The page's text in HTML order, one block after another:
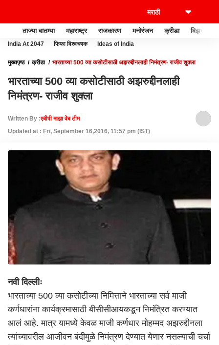
ताज्या बातम्या महाराष्ट्र राजकारण मनोरंजन क्रीडा बिझनेस
India At 2047 फिफा विश्वचषक Ideas of India
मुख्यपृष्ठ क्रीडा भारताच्या 500 व्या कसोटीसाठी अझरुद्दीनलाही निमंत्रण- राजीव शुक्ला
भारताच्या 500 व्या कसोटीसाठी अझरुद्दीनलाही
निमंत्रण- राजीव शुक्ला
Written By :एबीपी माझा वेब टीम
Updated at : Fri, September 16,2016, 11:57 pm (IST)
नवी दिल्लीः
भारताच्या 500 व्या कसोटीच्या निमित्ताने भारताच्या सर्व माजी
कर्णधारांना कार्यक्रमासाठी बीसीसीआयकडून निमंत्रित करण्यात
आलं आहे. मात्र यामध्ये केवळ माजी कर्णधार मोहम्मद अझरुद्दीनला
त्यांच्यावरील आजीवन बंदीमुळे निमंत्रण देण्यात येणार नसल्याची चर्चा